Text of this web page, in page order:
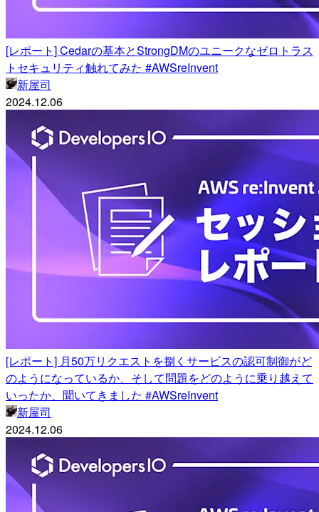
[レポート] Cedarの基本とStrongDMのユニークなゼロトラス
トセキュリティ触れてみた #AWSreInvent
新屋司
2024.12.06
[レポート] 月50万リクエストを捌くサービスの認可制御がど
のようになっているか、そして問題をどのように乗り越えて
いったか、聞いてきました #AWSreInvent
新屋司
2024.12.06